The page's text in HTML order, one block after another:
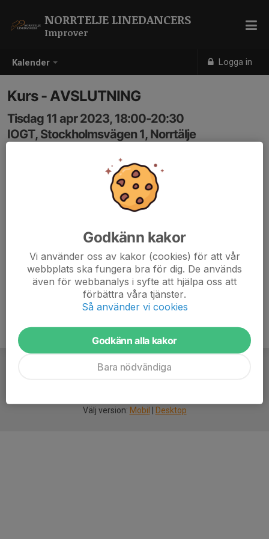
Kalender Logga in
NORRTELJE LINEDANCERS
Improver
Kurs - AVSLUTNING
Tisdag 11 apr 2023, 18:00-20:30
IOGT, Stockholmsvägen 1, Norrtälje
Välj version: Mobil Desktop
Godkänn kakor
Vi använder oss av kakor (cookies) för att vår
webbplats ska fungera bra för dig. De används
även för webbanalys i syfte att hjälpa oss att
förbättra våra tjänster.
Så använder vi cookies
Godkänn alla kakor
Bara nödvändiga